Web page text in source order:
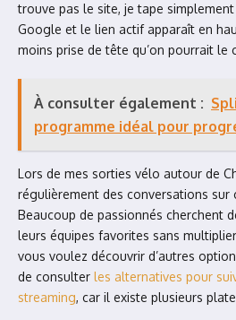
trouve pas le site, je tape
Google et le lien actif apparaît en
moins prise de tête qu’on pourrait le
À consulter également :
programme idéal pour
Lors de mes sorties vélo autour de
régulièrement des conversations sur
Beaucoup de passionnés cherchent
leurs équipes favorites sans
vous voulez découvrir d’autres
de consulter les alternatives pour
streaming, car il existe plusieurs